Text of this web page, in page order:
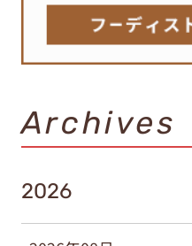
Archives
2026